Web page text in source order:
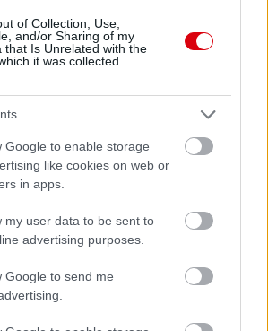
of Collection, Use,
and/or Sharing of my
that Is Unrelated with the
it was collected.
Google to enable storage
like cookies on web or
in apps.
my user data to be sent to
advertising purposes.
Google to send me
United
18 másodperc
United 2026-08-12 20:30